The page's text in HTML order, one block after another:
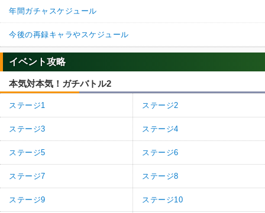
年間ガチャスケジュール
今後の再録キャラやスケジュール
イベント攻略
本気対本気！ガチバトル2
ステージ1 ステージ2
ステージ3 ステージ4
ステージ5 ステージ6
ステージ7 ステージ8
ステージ9 ステージ10